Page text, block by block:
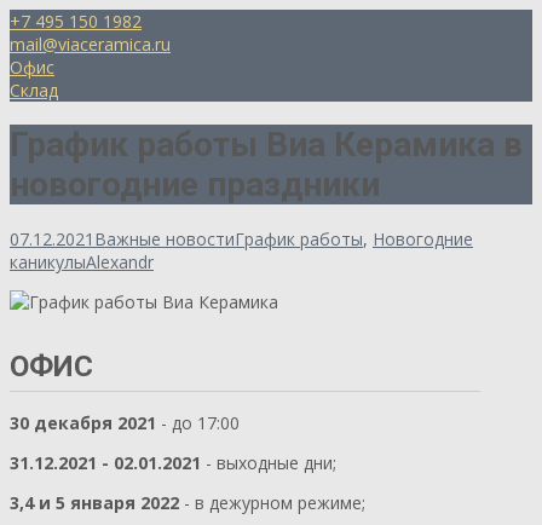
+7 495 150 1982
mail@viaceramica.ru
Офис
Склад
График работы Виа Керамика в
новогодние праздники
07.12.2021 Важные новостиГрафик работы, Новогодние
каникулыAlexandr
ОФИС
30 декабря 2021 - до 17:00
31.12.2021 - 02.01.2021 - выходные дни;
3,4 и 5 января 2022 - в дежурном режиме;